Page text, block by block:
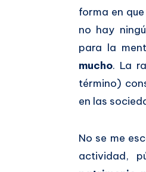
forma en
no hay
para la
mucho. La
término)
en las
No se me
actividad,